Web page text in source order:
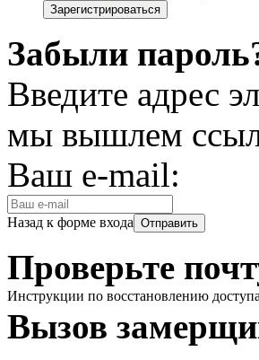
Забыли
Введите адрес
мы вышлем
Ваш e-mail:
Назад к форме входа
Проверьте
Инструкции по восстановлению
Вызов